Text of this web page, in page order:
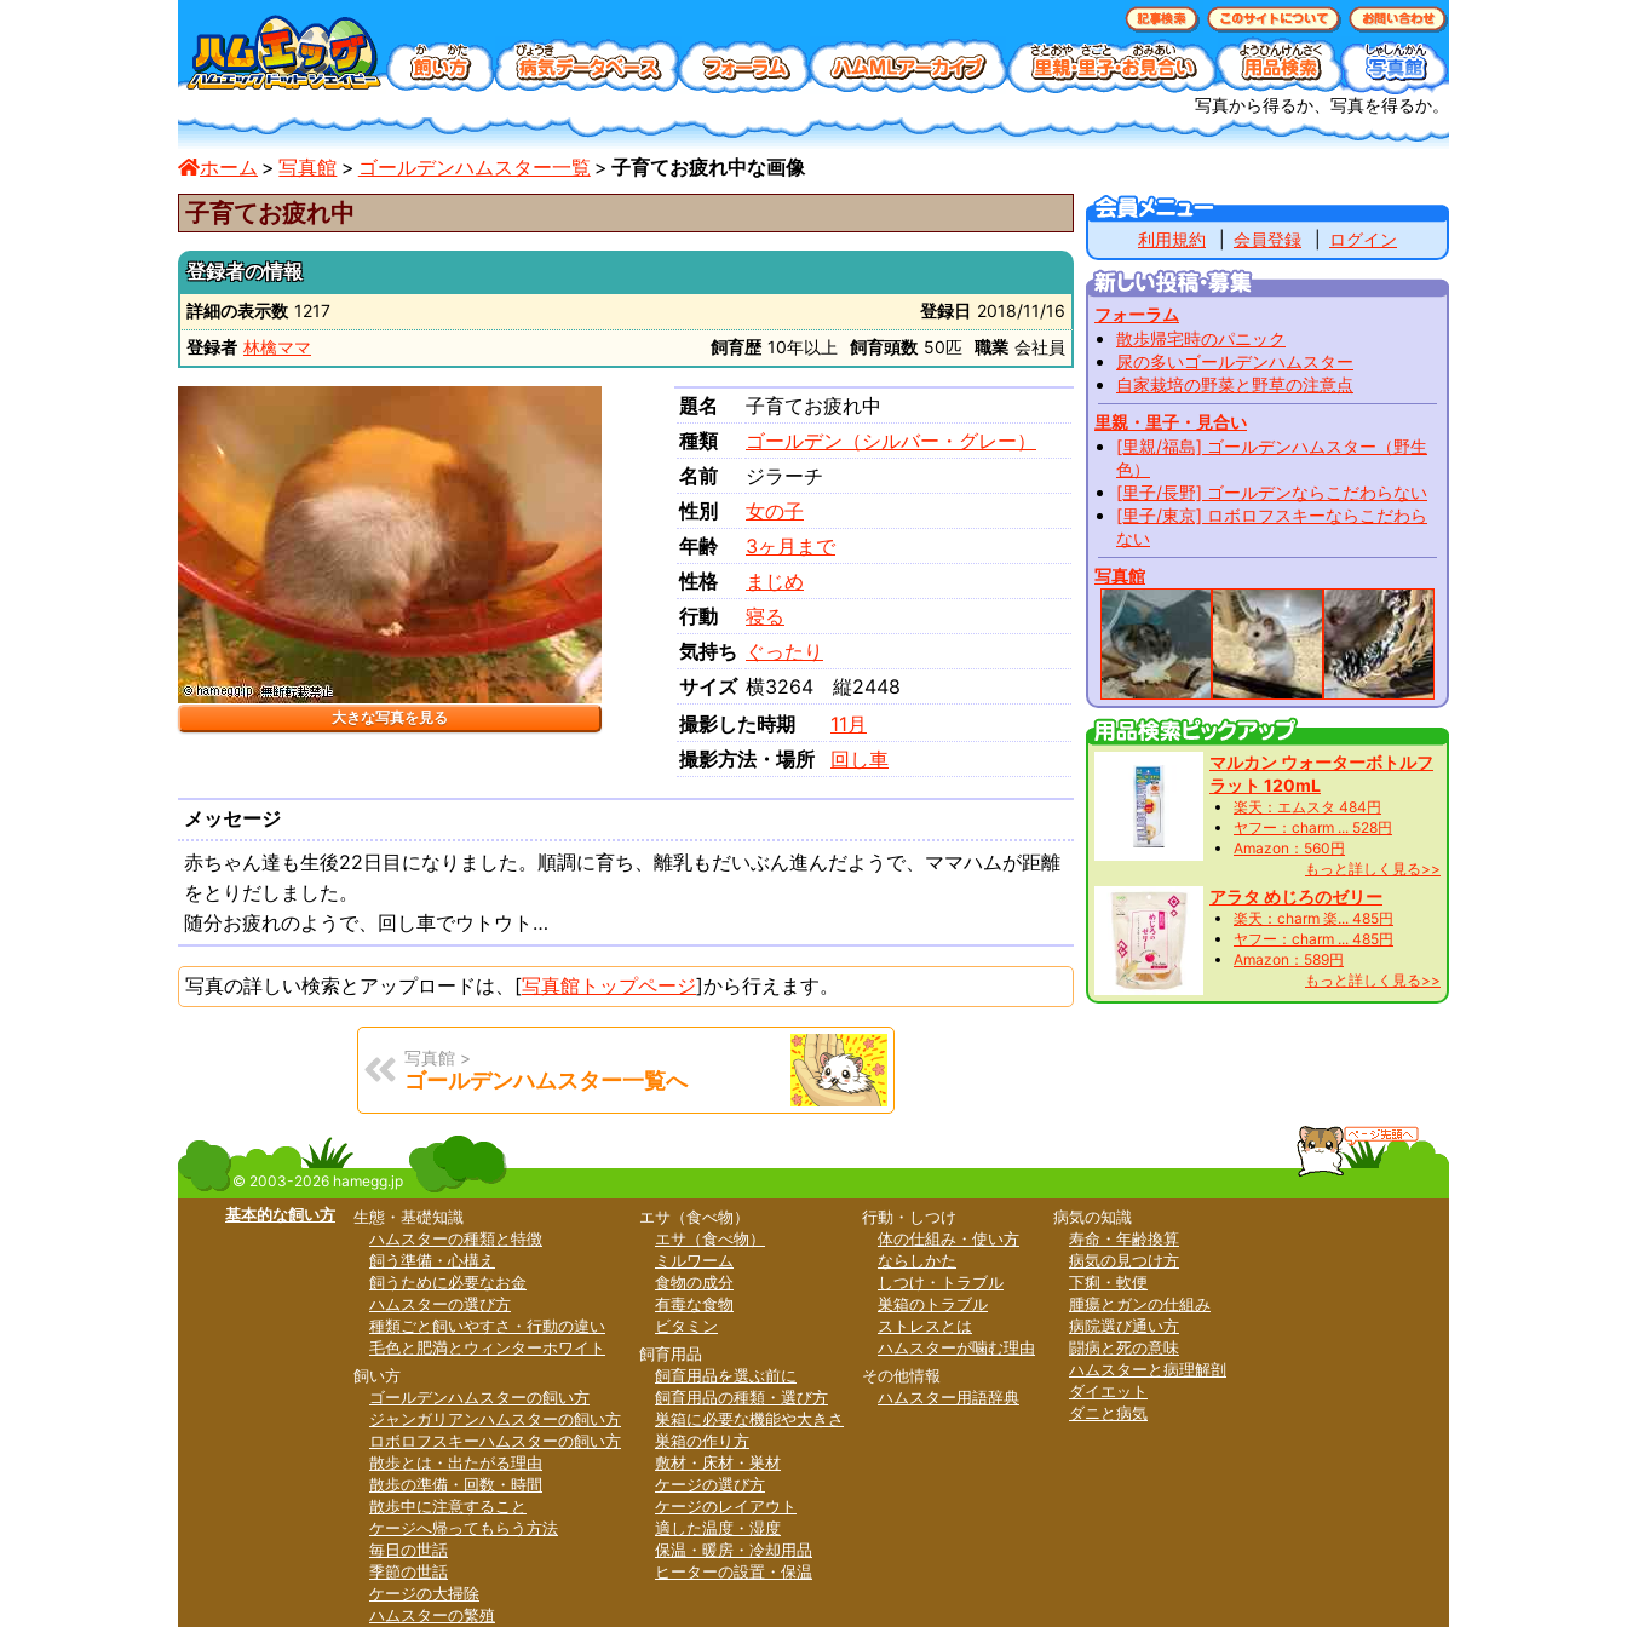
写真から得るか、写真を得るか。
ホーム 写真館 ゴールデンハムスター一覧 子育てお疲れ中な画像
子育てお疲れ中
登録者の情報
詳細の表示数 1217 登録日 2018/11/16
登録者 林檎ママ 飼育歴 10年以上 飼育頭数 50匹 職業 会社員
大きな写真を見る
題名
子育てお疲れ中
種類
ゴールデン（シルバー・グレー）
名前
ジラーチ
性別
女の子
年齢
3ヶ月まで
性格
まじめ
行動
寝る
気持ち ぐったり
サイズ 横3264 縦2448
撮影した時期
11月
撮影方法・場所
回し車
メッセージ
赤ちゃん達も生後22日目になりました。順調に育ち、離乳もだいぶん進んだようで、ママハムが距離
をとりだしました。
随分お疲れのようで、回し車でウトウト…
写真の詳しい検索とアップロードは、[写真館トップページ]から行えます。
写真館 >
ゴールデンハムスター一覧へ
利用規約 会員登録 ログイン
フォーラム
散歩帰宅時のパニック
尿の多いゴールデンハムスター
自家栽培の野菜と野草の注意点
里親・里子・見合い
[里親/福島] ゴールデンハムスター（野生
色）
[里子/長野] ゴールデンならこだわらない
[里子/東京] ロボロフスキーならこだわら
ない
写真館
マルカン ウォーターボトルフ
ラット 120mL
楽天：エムスタ 484円
ヤフー：charm ... 528円
Amazon：560円
もっと詳しく見る>>
アラタ めじろのゼリー
楽天：charm 楽... 485円
ヤフー：charm ... 485円
Amazon：589円
もっと詳しく見る>>
© 2003-2026 hamegg.jp
基本的な飼い方
生態・基礎知識
ハムスターの種類と特徴
飼う準備・心構え
飼うために必要なお金
ハムスターの選び方
種類ごと飼いやすさ・行動の違い
毛色と肥満とウィンターホワイト
飼い方
ゴールデンハムスターの飼い方
ジャンガリアンハムスターの飼い方
ロボロフスキーハムスターの飼い方
散歩とは・出たがる理由
散歩の準備・回数・時間
散歩中に注意すること
ケージへ帰ってもらう方法
毎日の世話
季節の世話
ケージの大掃除
ハムスターの繁殖
エサ（食べ物）
エサ（食べ物）
ミルワーム
食物の成分
有毒な食物
ビタミン
飼育用品
飼育用品を選ぶ前に
飼育用品の種類・選び方
巣箱に必要な機能や大きさ
巣箱の作り方
敷材・床材・巣材
ケージの選び方
ケージのレイアウト
適した温度・湿度
保温・暖房・冷却用品
ヒーターの設置・保温
行動・しつけ
体の仕組み・使い方
ならしかた
しつけ・トラブル
巣箱のトラブル
ストレスとは
ハムスターが噛む理由
その他情報
ハムスター用語辞典
病気の知識
寿命・年齢換算
病気の見つけ方
下痢・軟便
腫瘍とガンの仕組み
病院選び通い方
闘病と死の意味
ハムスターと病理解剖
ダイエット
ダニと病気